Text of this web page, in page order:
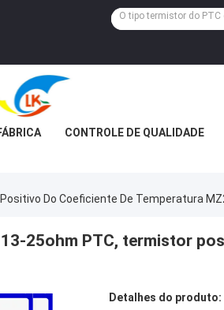
CONTROLE DE QUALIDADE
Do Coeficiente De Temperatura
25ohm PTC, termistor
Detalhes do produto: